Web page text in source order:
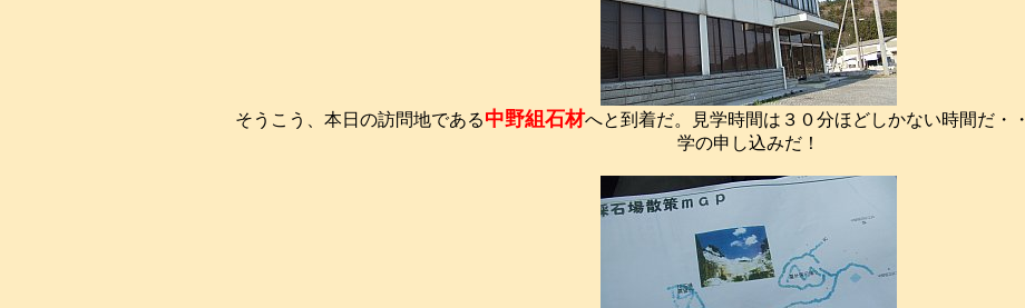
そうこう、本日の訪問地である中野組石材へと到着だ。見学時間は３０分ほどしかない時間だ・
学の申し込みだ！